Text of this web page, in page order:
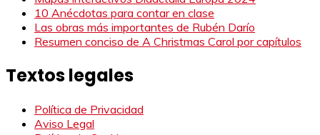
10 Anécdotas para contar en clase
Las obras más importantes de Rubén Darío
Resumen conciso de A Christmas Carol por capítulos
Textos legales
Política de Privacidad
Aviso Legal